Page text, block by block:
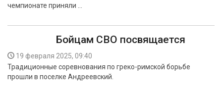
чемпионате приняли …
Бойцам СВО посвящается
19 февраля 2025, 09:40
Традиционные соревнования по греко-римской борьбе
прошли в поселке Андреевский.